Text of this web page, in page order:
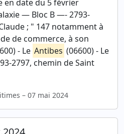
en date du 5 février
— Bloc B —- 2793-
; " 147 notamment à
de commerce, à son
- Le Antibes (06600) - Le
2797, chemin de Saint
– 07 mai 2024